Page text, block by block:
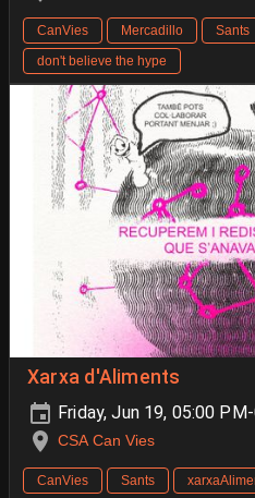
CanVies Mercadillo Sants
don't believe the hype
Xarxa d'Aliments
Friday, Jun 19, 05:00
CSA Can Vies
CanVies Sants